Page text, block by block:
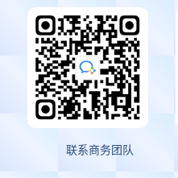
联系商务团队